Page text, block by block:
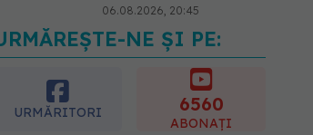
06.08.2026, 20:45
EXCLUSIV Ce grăbește
apariția ridurilor. Nu este
doar vârsta. Ce spun
07.08.2026, 10:02
NE ȘI PE:
URMĂRITORI 6560
ABONAȚI